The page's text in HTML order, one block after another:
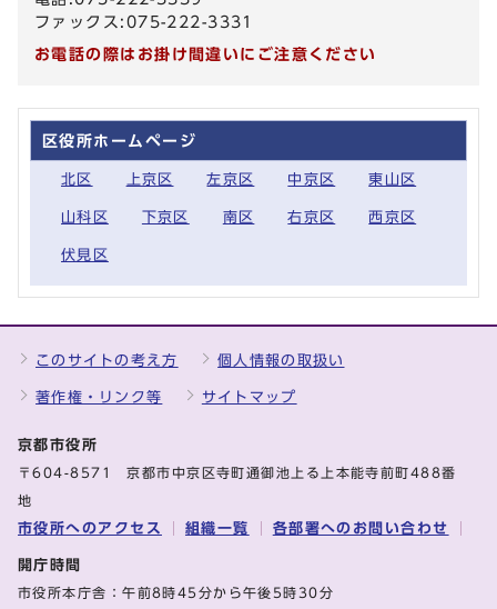
ファックス:075-222-3331
お電話の際はお掛け間違いにご注意ください
区役所ホームページ
北区 上京区 左京区 中京区 東山区
山科区 下京区 南区 右京区 西京区
伏見区
このサイトの考え方 個人情報の取扱い
著作権・リンク等 サイトマップ
京都市役所
〒604-8571 京都市中京区寺町通御池上る上本能寺前町488番
地
市役所へのアクセス 組織一覧 各部署へのお問い合わせ
開庁時間
市役所本庁舎：午前8時45分から午後5時30分